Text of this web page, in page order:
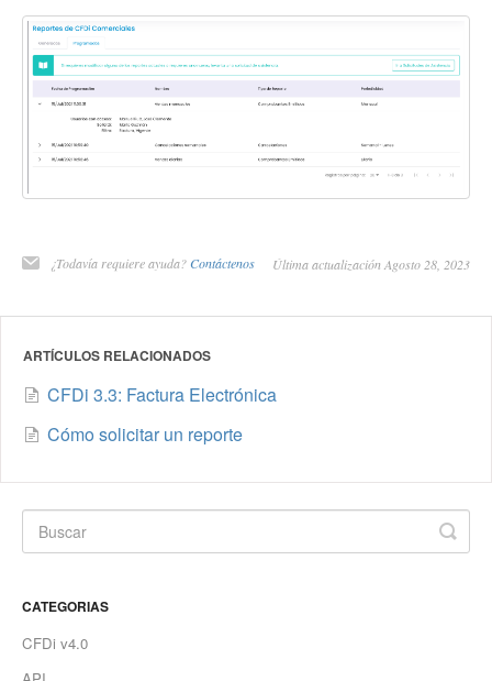
¿Todavía requiere ayuda? Contáctenos Última actualización Agosto 28, 2023
ARTÍCULOS RELACIONADOS
CFDi 3.3: Factura Electrónica
Cómo solicitar un reporte
CATEGORIAS
CFDi v4.0